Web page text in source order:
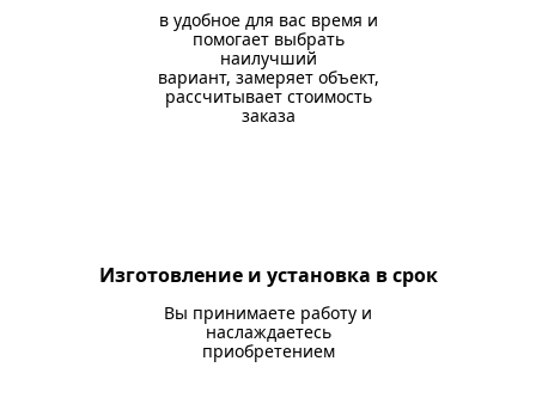
в удобное для вас время и
помогает выбрать
наилучший
вариант, замеряет объект,
рассчитывает стоимость
заказа
Изготовление и установка в срок
Вы принимаете работу и
наслаждаетесь
приобретением